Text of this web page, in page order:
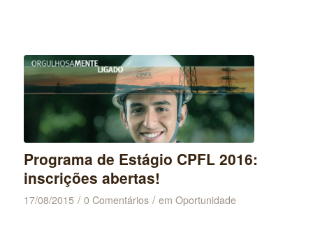
Programa de Estágio CPFL 2016:
inscrições abertas!
17/08/2015 / 0 Comentários / em Oportunidade